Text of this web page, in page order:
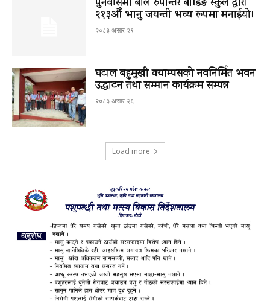
२१३औँ भानु जयन्ती भव्य रूपमा मनाईयो।
२०८३ असार २९
घटाल बहुमुखी क्याम्पसको नवनिर्मित भवन
उद्घाटन तथा सम्मान कार्यक्रम सम्पन्न
२०८३ असार २६
Load more